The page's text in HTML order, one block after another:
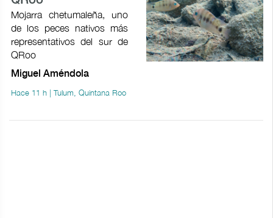
Mojarra chetumaleña, uno
de los peces nativos más
representativos del sur de
QRoo
Miguel Améndola
Hace 11 h | Tulum, Quintana Roo